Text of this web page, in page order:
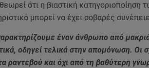
ότι η βιαστική
μπορεί να έχει σοβαρές
έναν άνθρωπο από
οδηγεί τελικά στην απομόνωση. Οι
ραντεβού και όχι από τη βαθύτερη